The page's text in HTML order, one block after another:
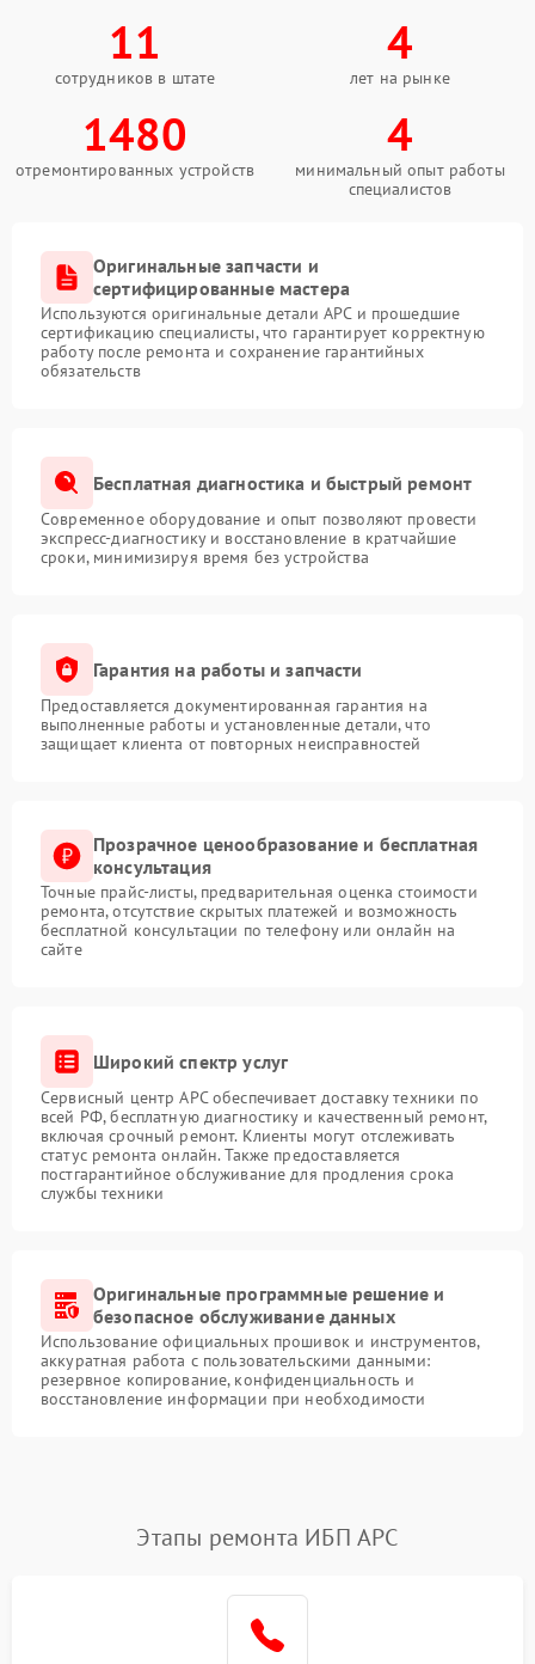
11
сотрудников в штате
4
лет на рынке
1480
отремонтированных устройств
4
минимальный опыт работы
специалистов
Оригинальные запчасти и
сертифицированные мастера
Используются оригинальные детали APC и прошедшие
сертификацию специалисты, что гарантирует корректную
работу после ремонта и сохранение гарантийных
обязательств
Бесплатная диагностика и быстрый ремонт
Современное оборудование и опыт позволяют провести
экспресс-диагностику и восстановление в кратчайшие
сроки, минимизируя время без устройства
Гарантия на работы и запчасти
Предоставляется документированная гарантия на
выполненные работы и установленные детали, что
защищает клиента от повторных неисправностей
Прозрачное ценообразование и бесплатная
консультация
Точные прайс-листы, предварительная оценка стоимости
ремонта, отсутствие скрытых платежей и возможность
бесплатной консультации по телефону или онлайн на
сайте
Широкий спектр услуг
Сервисный центр APC обеспечивает доставку техники по
всей РФ, бесплатную диагностику и качественный ремонт,
включая срочный ремонт. Клиенты могут отслеживать
статус ремонта онлайн. Также предоставляется
постгарантийное обслуживание для продления срока
службы техники
Оригинальные программные решение и
безопасное обслуживание данных
Использование официальных прошивок и инструментов,
аккуратная работа с пользовательскими данными:
резервное копирование, конфиденциальность и
восстановление информации при необходимости
Этапы ремонта ИБП APC